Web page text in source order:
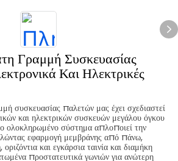
Γραμμή Συσκευασίας
Και Ηλεκτρικές
συσκευασίας παλετών μας έχει σχεδιαστεί
και ηλεκτρικών συσκευών μεγάλου όγκου
ολοκληρωμένο σύστημα απλοποιεί την
εφαρμογή μεμβράνης από πάνω,
και εγκάρσια ταινία και διαμήκη
προστατευτικά γωνιών για ανώτερη